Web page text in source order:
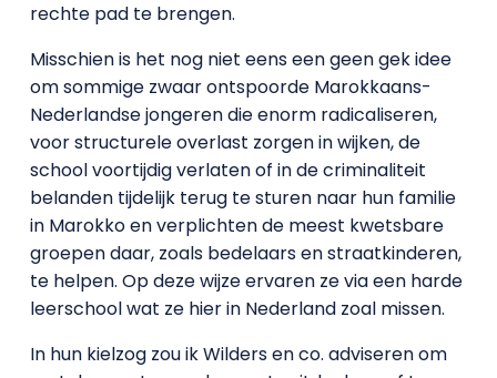
rechte pad te brengen.
Misschien is het nog niet eens een geen gek idee
om sommige zwaar ontspoorde Marokkaans-
Nederlandse jongeren die enorm radicaliseren,
voor structurele overlast zorgen in wijken, de
school voortijdig verlaten of in de criminaliteit
belanden tijdelijk terug te sturen naar hun familie
in Marokko en verplichten de meest kwetsbare
groepen daar, zoals bedelaars en straatkinderen,
te helpen. Op deze wijze ervaren ze via een harde
leerschool wat ze hier in Nederland zoal missen.
In hun kielzog zou ik Wilders en co. adviseren om